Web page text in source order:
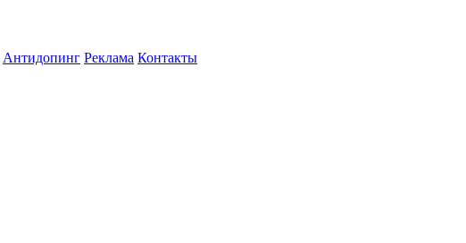
Антидопинг Реклама Контакты